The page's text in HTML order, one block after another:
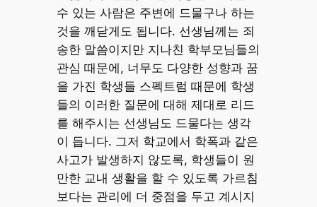
수 있는 사람은 주변에 드물구나 하는
것을 깨닫게도 됩니다. 선생님께는 죄
송한 말씀이지만 지나친 학부모님들의
관심 때문에, 너무도 다양한 성향과 꿈
을 가진 학생들 스펙트럼 때문에 학생
들의 이러한 질문에 대해 제대로 리드
를 해주시는 선생님도 드물다는 생각
이 듭니다. 그저 학교에서 학폭과 같은
사고가 발생하지 않도록, 학생들이 원
만한 교내 생활을 할 수 있도록 가르침
보다는 관리에 더 중점을 두고 계시지